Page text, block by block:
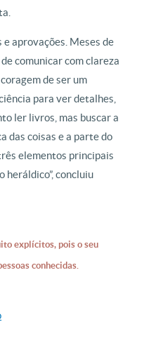
aprovações. Meses de
comunicar com clareza
de ser um
para ver detalhes,
ler livros, mas buscar a
das coisas e a parte do
elementos principais
heráldico”, concluiu
explícitos, pois o seu
conhecidas.